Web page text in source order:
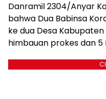
Danramil 2304/Anyar
bahwa Dua Babinsa
ke dua Desa
himbauan prokes dan 5